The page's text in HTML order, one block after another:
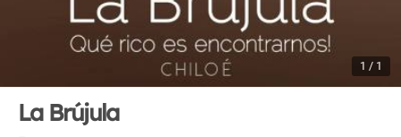
1 / 1
La Brújula